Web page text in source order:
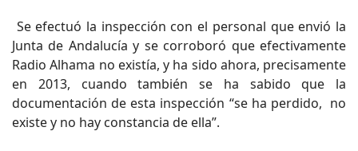
Se efectuó la inspección con el personal que envió la
Junta de Andalucía y se corroboró que efectivamente
Radio Alhama no existía, y ha sido ahora, precisamente
en 2013, cuando también se ha sabido que la
documentación de esta inspección “se ha perdido, no
existe y no hay constancia de ella”.